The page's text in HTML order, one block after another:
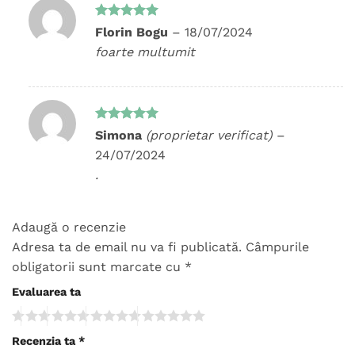
Evaluat la
Florin Bogu – 18/07/2024
foarte multumit
Evaluat la
5
Simona (proprietar verificat) –
24/07/2024
.
Adaugă o recenzie
Adresa ta de email nu va fi publicată. Câmpurile
obligatorii sunt marcate cu *
Evaluarea ta
Recenzia ta *